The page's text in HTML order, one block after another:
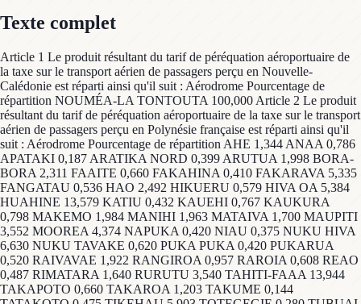
Texte complet
Article 1 Le produit résultant du tarif de péréquation aéroportuaire de
la taxe sur le transport aérien de passagers perçu en Nouvelle-
Calédonie est réparti ainsi qu'il suit : Aérodrome Pourcentage de
répartition NOUMÉA-LA TONTOUTA 100,000 Article 2 Le produit
résultant du tarif de péréquation aéroportuaire de la taxe sur le transport
aérien de passagers perçu en Polynésie française est réparti ainsi qu'il
suit : Aérodrome Pourcentage de répartition AHE 1,344 ANAA 0,786
APATAKI 0,187 ARATIKA NORD 0,399 ARUTUA 1,998 BORA-
BORA 2,311 FAAITE 0,660 FAKAHINA 0,410 FAKARAVA 5,335
FANGATAU 0,536 HAO 2,492 HIKUERU 0,579 HIVA OA 5,384
HUAHINE 13,579 KATIU 0,432 KAUEHI 0,767 KAUKURA
0,798 MAKEMO 1,984 MANIHI 1,963 MATAIVA 1,700 MAUPITI
3,552 MOOREA 4,374 NAPUKA 0,420 NIAU 0,375 NUKU HIVA
6,630 NUKU TAVAKE 0,620 PUKA PUKA 0,420 PUKARUA
0,520 RAIVAVAE 1,922 RANGIROA 0,957 RAROIA 0,608 REAO
0,487 RIMATARA 1,640 RURUTU 3,540 TAHITI-FAAA 13,944
TAKAPOTO 0,660 TAKAROA 1,203 TAKUME 0,144